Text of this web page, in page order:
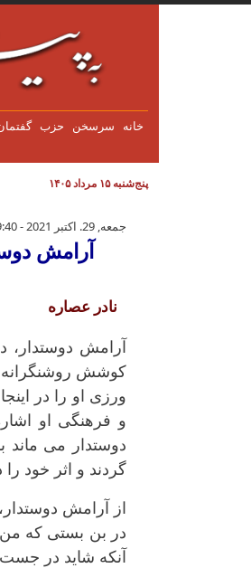
خانه سرسخن حزب
پنج‌شنبه ۱۵ مرداد ۱۴۰۵
آرامش
جمعه, 29. اکتبر 2021 - 09:40
آرامش
نادر عصاره
کوشش روشنگرانه
ورزی او را در
و فرهنگی او
دوستدار می ماند
گردند و اثر خود
از آرامش
در بن بستی که من
آنکه شاید در جست